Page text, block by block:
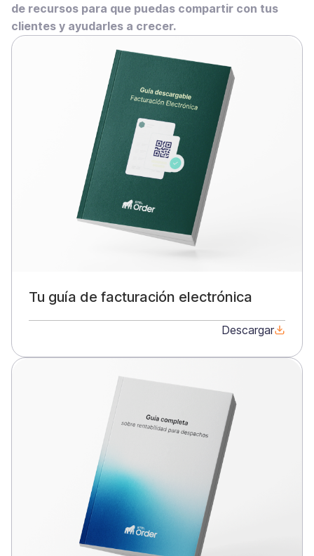
de recursos para que puedas compartir con tus
clientes y ayudarles a crecer.
Tu guía de facturación electrónica
Descargar